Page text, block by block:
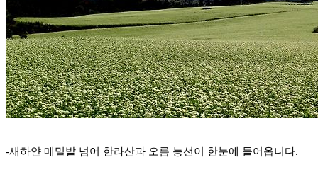
-새하얀 메밀밭 넘어 한라산과 오름 능선이 한눈에 들어옵니다.